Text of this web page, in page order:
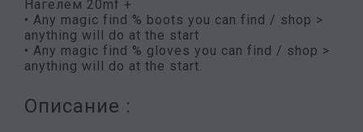
Нагелем 20mf +
• Any magic find % boots you can find / shop >
anything will do at the start
• Any magic find % gloves you can find / shop >
anything will do at the start.
Описание :